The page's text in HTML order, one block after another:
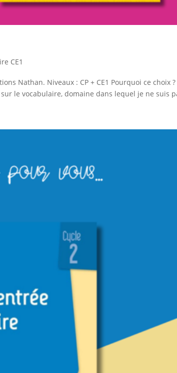
CE1
Nathan. Niveaux : CP + CE1 Pourquoi ce choix ?
le vocabulaire, domaine dans lequel je ne suis